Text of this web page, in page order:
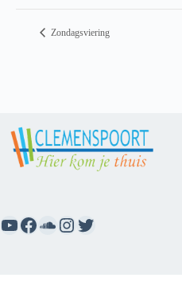
Zondagsviering
YouTube
Facebook
SoundCloud
Instagram
Twitter